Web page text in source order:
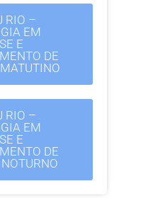
RIO –
EM
E
DE
RIO –
EM
E
DE